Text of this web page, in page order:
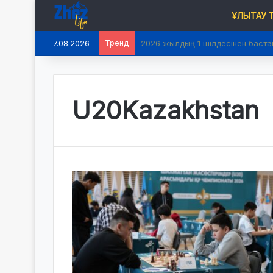
ҰЛЫТАУ
7.08.2026 Тренд 2026 жылдың 1 шілдесінен
U20Kazakhstan